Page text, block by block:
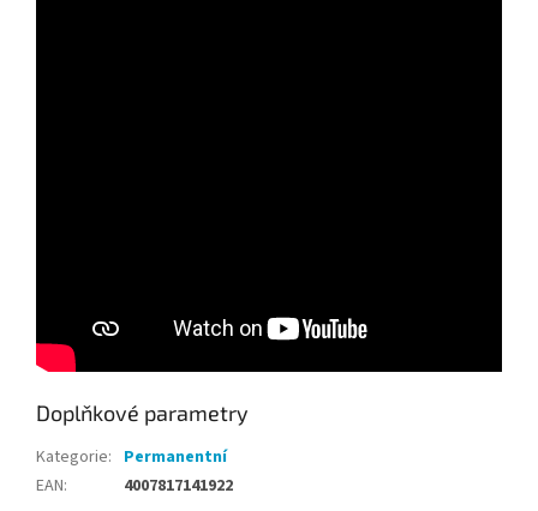
Doplňkové parametry
Kategorie: Permanentní
EAN: 4007817141922